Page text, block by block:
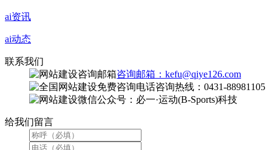
ai资讯
ai动态
联系我们
咨询邮箱：kefu@qiye126.com
咨询热线：0431-88981105
微信公众号：必一·运动(B-Sports)科技
给我们留言